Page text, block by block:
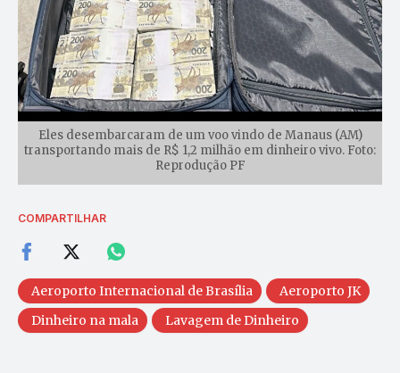
Eles desembarcaram de um voo vindo de Manaus (AM)
transportando mais de R$ 1,2 milhão em dinheiro vivo. Foto:
Reprodução PF
COMPARTILHAR
Aeroporto Internacional de Brasília
Aeroporto JK
Dinheiro na mala
Lavagem de Dinheiro